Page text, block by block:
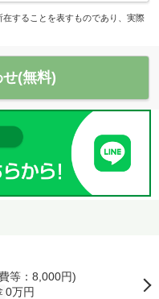
することを表すものであり、実際
(無料)
等：8,000円)
0万円